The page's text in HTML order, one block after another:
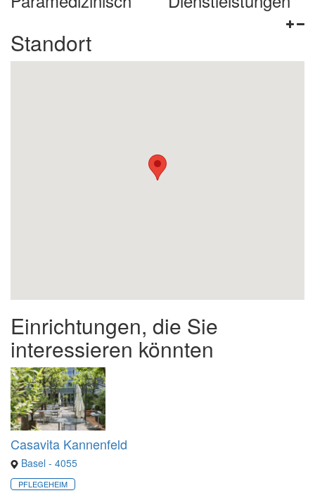
Standort
Einrichtungen, die Sie
interessieren könnten
Casavita Kannenfeld​
Basel - 4055
PFLEGEHEIM